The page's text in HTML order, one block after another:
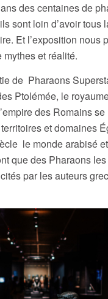
des centaines de
sont loin d’avoir tous
Et l’exposition nous
et réalité.
de Pharaons
Ptolémée, le
des Romains se
et domaines
le monde arabisé
que des Pharaons
par les auteurs